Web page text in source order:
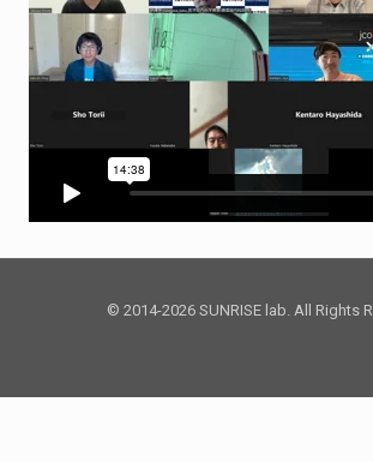
© 2014-2026 SUNRISE lab. All Rights